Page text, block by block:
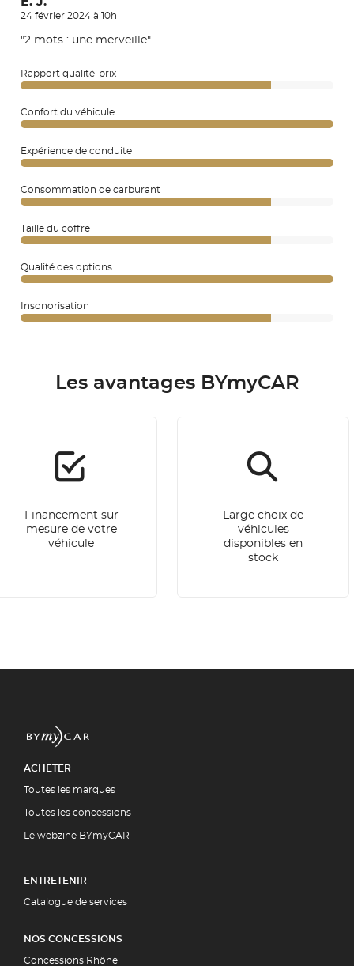
24 février 2024 à 10h
"2 mots : une merveille"
Rapport qualité-prix
Confort du véhicule
Expérience de conduite
Consommation de carburant
Taille du coffre
Qualité des options
Insonorisation
Les avantages BYmyCAR
Financement sur
mesure de votre
véhicule
Large choix de
véhicules
disponibles en
stock
ACHETER
Toutes les marques
Toutes les concessions
Le webzine BYmyCAR
ENTRETENIR
Catalogue de services
NOS CONCESSIONS
Concessions Rhône